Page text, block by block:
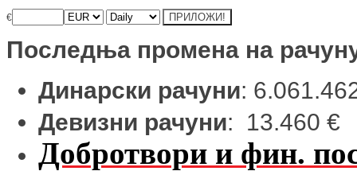
€
Последња промена на
Динарски рачуни:
Девизни рачуни: 13.460 €
Добротвори и фин.